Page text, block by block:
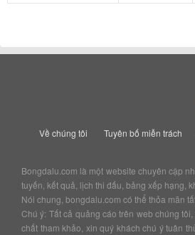
Về chúng tôi Tuyên bố miễn trách
Bongdalu.com là một website chuyên cập
tuyến, kết quả, lịch thi đấu, bảng xếp hạng,
Nói chung, bongdalu.com có thể thỏa mãn
Chú ý: Tất cả quảng cáo trên web chúng
chất tham khảo, xin quý khách chú ý tuân